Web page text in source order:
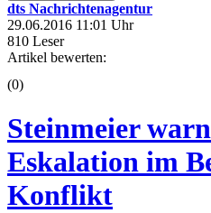
dts Nachrichtenagentur
29.06.2016 11:01 Uhr
810 Leser
Artikel bewerten:
(0)
Steinmeier
Eskalation im
Konflikt